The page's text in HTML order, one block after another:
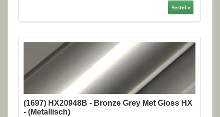
Bestel »
(1697) HX20948B - Bronze Grey Met Gloss HX
- (Metallisch)